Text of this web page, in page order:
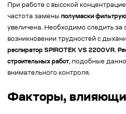
При работе с высокой
частота замены полумаски
увеличена. Необходимо следить за
возникновении трудностей с
респиратор SPIROTEK VS 2200VR.
строительных работ, подобные
внимательного контроля.
Факторы,